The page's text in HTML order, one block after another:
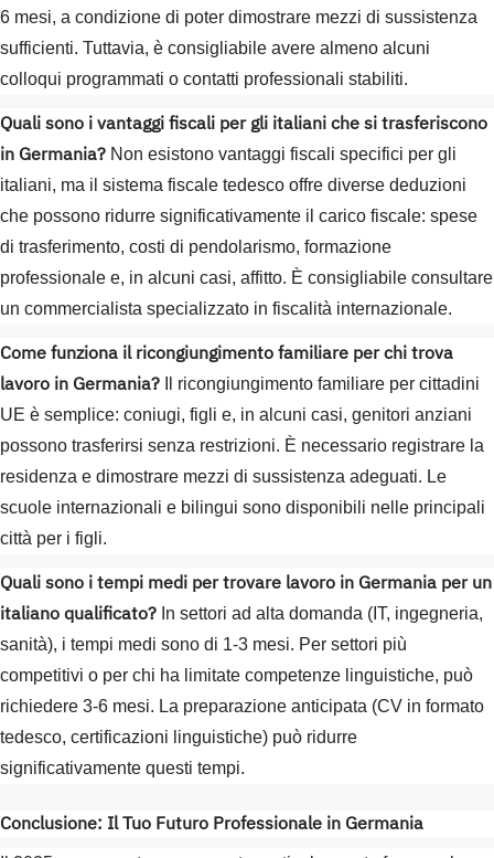
6 mesi, a condizione di poter dimostrare mezzi di sussistenza
sufficienti. Tuttavia, è consigliabile avere almeno alcuni
colloqui programmati o contatti professionali stabiliti.
Quali sono i vantaggi fiscali per gli italiani che si trasferiscono
in Germania? Non esistono vantaggi fiscali specifici per gli
italiani, ma il sistema fiscale tedesco offre diverse deduzioni
che possono ridurre significativamente il carico fiscale: spese
di trasferimento, costi di pendolarismo, formazione
professionale e, in alcuni casi, affitto. È consigliabile consultare
un commercialista specializzato in fiscalità internazionale.
Come funziona il ricongiungimento familiare per chi trova
lavoro in Germania? Il ricongiungimento familiare per cittadini
UE è semplice: coniugi, figli e, in alcuni casi, genitori anziani
possono trasferirsi senza restrizioni. È necessario registrare la
residenza e dimostrare mezzi di sussistenza adeguati. Le
scuole internazionali e bilingui sono disponibili nelle principali
città per i figli.
Quali sono i tempi medi per trovare lavoro in Germania per un
italiano qualificato? In settori ad alta domanda (IT, ingegneria,
sanità), i tempi medi sono di 1-3 mesi. Per settori più
competitivi o per chi ha limitate competenze linguistiche, può
richiedere 3-6 mesi. La preparazione anticipata (CV in formato
tedesco, certificazioni linguistiche) può ridurre
significativamente questi tempi.
Conclusione: Il Tuo Futuro Professionale in Germania